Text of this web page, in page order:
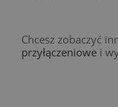
Chcesz zobaczyć
przyłączeniowe i